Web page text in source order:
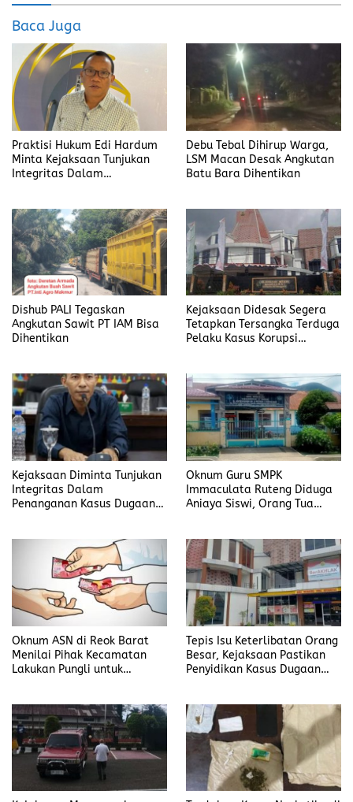
o
o
k
d
o
n
Baca Juga
Praktisi Hukum Edi Hardum
Minta Kejaksaan Tunjukan
Integritas Dalam
Haryanto
Debu Tebal Dihirup Warga,
LSM Macan Desak Angkutan
Batu Bara Dihentikan
Dishub PALI Tegaskan
Angkutan Sawit PT IAM Bisa
Dihentikan
Kejaksaan Didesak Segera
Tetapkan Tersangka Terduga
Pelaku Kasus Korupsi
Kejaksaan Diminta Tunjukan
Integritas Dalam
Penanganan Kasus Dugaan
Oknum Guru SMPK
Immaculata Ruteng Diduga
Aniaya Siswi, Orang Tua
Oknum ASN di Reok Barat
Menilai Pihak Kecamatan
Lakukan Pungli untuk
Tepis Isu Keterlibatan Orang
Besar, Kejaksaan Pastikan
Penyidikan Kasus Dugaan